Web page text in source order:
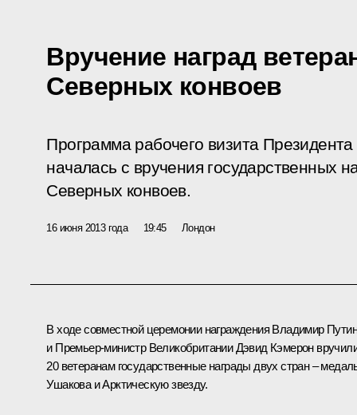
Вручение наград
Северных конвоев
Программа рабочего визита
началась с вручения государственных
Северных конвоев.
16 июня 2013 года 19:45 Лондон
В ходе совместной церемонии награждения Владимир Путин
и Премьер-министр ВеликобританииДэвид Кэмерон
20 ветеранам государственные награды двух стран –
Ушакова и Арктическую звезду.